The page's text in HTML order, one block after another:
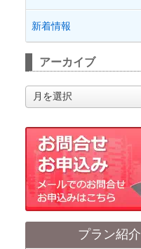
新着情報
アーカイブ
ー
ブ
プラン紹介